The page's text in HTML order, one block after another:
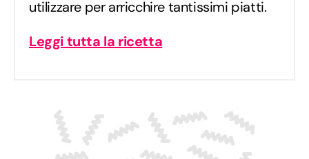
utilizzare per arricchire tantissimi piatti.
Leggi tutta la ricetta